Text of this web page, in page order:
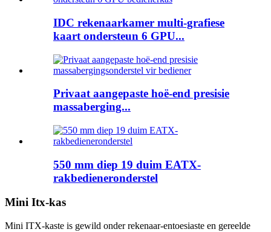
IDC rekenaarkamer multi-grafiese
kaart ondersteun 6 GPU...
Privaat aangepaste hoë-end presisie
massaberging...
550 mm diep 19 duim EATX-
rakbedieneronderstel
Mini Itx-kas
Mini ITX-kaste is gewild onder rekenaar-entoesiaste en gereelde